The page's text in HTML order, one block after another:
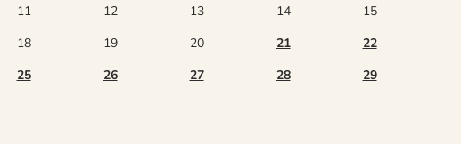
11 12 13 14
15
18 19 20 21
22
25 26 27 28
29